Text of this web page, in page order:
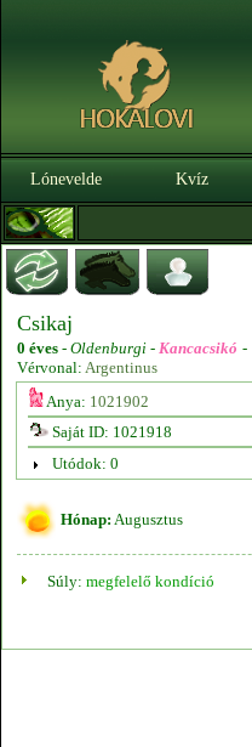
Lónevelde Kvíz
Csikaj
0 éves - Oldenburgi - Kancacsikó -
Vérvonal: Argentinus
Anya: 1021902
Saját ID: 1021918
Utódok: 0
Hónap: Augusztus
Súly: megfelelő kondíció